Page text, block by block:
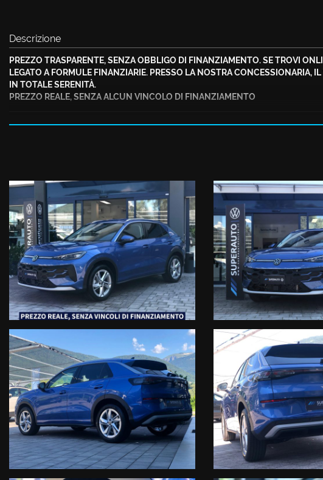
Descrizione
PREZZO TRASPARENTE, SENZA OBBLIGO DI FINANZIAMENTO. SE TROVI
LEGATO A FORMULE FINANZIARIE. PRESSO LA NOSTRA CONCESSIONARIA,
IN TOTALE SERENITÀ.
PREZZO REALE, SENZA ALCUN VINCOLO DI FINANZIAMENTO
VOLKSWAGEN NUOVO T-ROC STYLE 150 CV DSG
Veicolo nuovo km0, estensione garanzia ufficiale Volkswagen 4 anni fino a
Auto guidabile da Neopatentati
VISITA IL NOSTRO SITO WWW.SUPERAUTOFELTRE.IT DOVE TROVERAI PIU'
• OLTRE 40 ANNI DI ESPERIENZA E PASSIONE NEL CAMPO DELLE AUTO
• UN PARCO AUTO DOVE POTRETE TROVARE AUTO NUOVE, KM0,
• DISPONIBILITA’ E VELOCITA’ A SEGUIRVI NELLE DIVERSE FASI DEL
• ATTESTATO DI ECCELLENZA DA PARTE DEI CLIENTI CON OTTIME
• LAVAGGIO E SANIFICAZIONE INTERNI VETTURA
• CONTROLLO PRE-ACQUISTO STATO VETTURA DA PARTE DEL NOSTRO
• CHILOMETRAGGIO DELL’AUTO ACQUISTATA ESPRESSO IN FATTURA
• PREZZI REALI NON LEGATI AL FINANZIAMENTO
• POSSIBILITA’ DI VIDEOCHIAMATA PER VISIONARE IN ANTEPRIMA